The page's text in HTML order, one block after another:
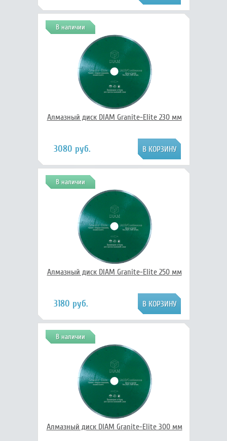
В наличии
Алмазный диск DIAM Granite-Elite 230 мм
3080 руб.
В наличии
Алмазный диск DIAM Granite-Elite 250 мм
3180 руб.
В наличии
Алмазный диск DIAM Granite-Elite 300 мм